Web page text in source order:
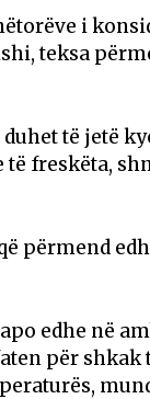
i
teksa
të jetë
freskëta,
përmend
edhe në
për shkak